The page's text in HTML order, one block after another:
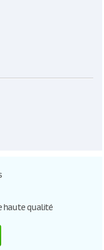
haute qualité